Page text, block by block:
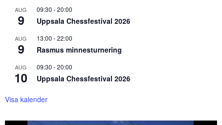
AUG
9
09:30 -20:00
Uppsala Chessfestival 2026
AUG
9
13:00 -22:00
Rasmus minnesturnering
AUG
10
09:30 -20:00
Uppsala Chessfestival 2026
Visa kalender